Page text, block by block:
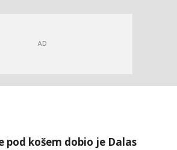
pod košem dobio je Dalas